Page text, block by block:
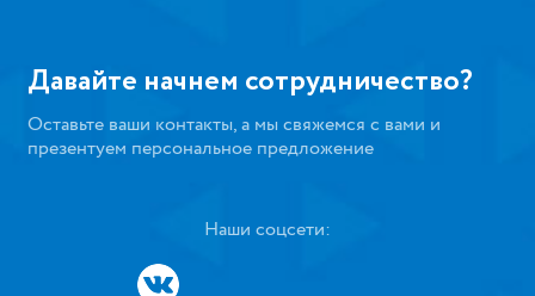
Давайте начнем сотрудничество?
Оставьте ваши контакты, а мы свяжемся с вами и
презентуем персональное предложение
Наши соцсети: